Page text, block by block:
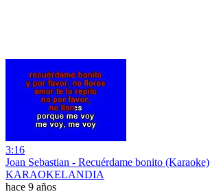
3:16
Joan Sebastian - Recuérdame bonito (Karaoke)
KARAOKELANDIA
hace 9 años